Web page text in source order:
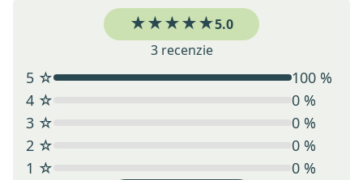
★★★★★5.0
3 recenzie
5 ☆
100 %
4 ☆
0 %
3 ☆
0 %
2 ☆
0 %
1 ☆
0 %